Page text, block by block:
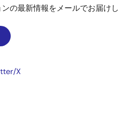
の最新情報をメールでお届けし
X